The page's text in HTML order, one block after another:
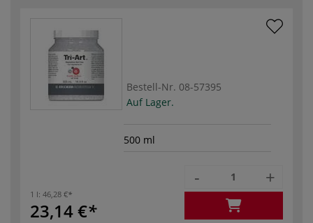
Bestell-Nr. 08-57395
Auf Lager.
500 ml
1 l: 46,28 €
23,14 €
- +